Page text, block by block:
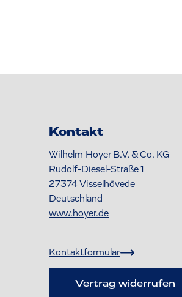
Kontakt
Wilhelm Hoyer B.V. & Co. KG
Rudolf-Diesel-Straße 1
27374Visselhövede
Deutschland
www.hoyer.de
Kontaktformular
Vertrag widerrufen